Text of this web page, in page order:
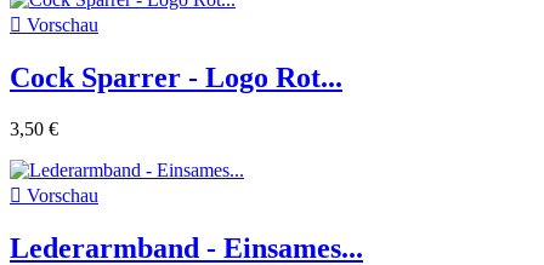
 Vorschau
Cock Sparrer - Logo Rot...
3,50 €
 Vorschau
Lederarmband - Einsames...